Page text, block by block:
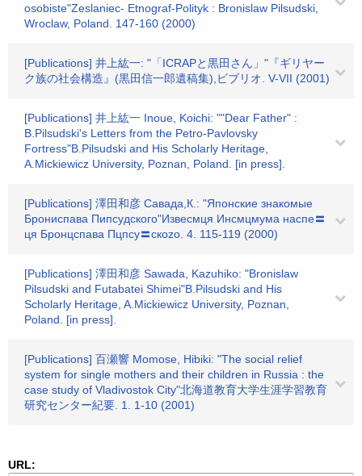
osobiste"Zeslaniec- Etnograf-Polityk : Bronislaw Pilsudski,
Wroclaw, Poland. 147-160 (2000)
[Publications] 井上紘一: "「ICRAPと黒田さん」"『ギリヤー
ク族の社会構造』(黒田信一郎遺稿集),ビブリオ. V-VII (2001)
[Publications] 井上紘一 Inoue, Koichi: ""Dear Father" :
B.Pilsudski's Letters from the Petro-Pavlovsky
Fortress"B.Pilsudski and His Scholarly Heritage,
A.Mickiewicz University, Poznan, Poland. [in press].
[Publications] 澤田和彦 Савада,К.: "Японские знакомые
Брониспава Пипсудского"Извесмця Инсмцмума наспе〓
ця Бронцспава Пцпсу〓скоzо. 4. 115-119 (2000)
[Publications] 澤田和彦 Sawada, Kazuhiko: "Bronislaw
Pilsudski and Futabatei Shimei"B.Pilsudski and His
Scholarly Heritage, A.Mickiewicz University, Poznan,
Poland. [in press].
[Publications] 百瀬響 Momose, Hibiki: "The social relief
system for single mothers and their children in Russia : the
case study of Vladivostok City"北海道教育大学生涯学習教育
研究センター紀要. 1. 1-10 (2001)
URL: